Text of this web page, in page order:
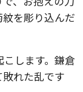
を彫り込んだ
します。鎌倉
れた乱です